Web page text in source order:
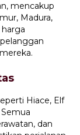
mencakup
Madura,
Hiace, Elf
dan